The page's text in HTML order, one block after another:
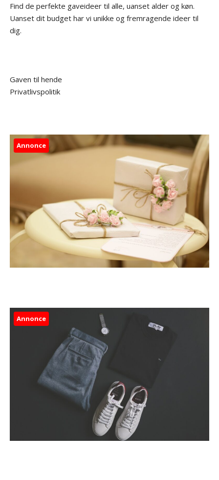
Find de perfekte gaveideer til alle, uanset alder og køn.
Uanset dit budget har vi unikke og fremragende ideer til
dig.
Gaven til hende
Privatlivspolitik
Annonce
Annonce